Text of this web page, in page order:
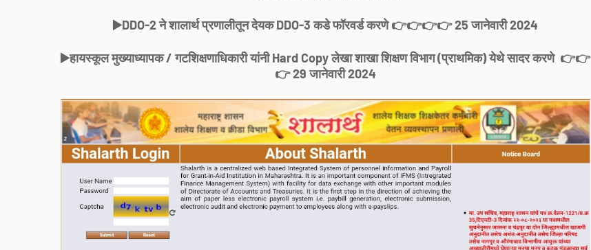
▶️DDO-2 ने शालार्थ प्रणालीतून देयक DDO-3 कडे फॉरवर्ड करणे 👉👉👉👉 25 जानेवारी 2024
▶️हायस्कूल मुख्याध्यापक / गटशिक्षणाधिकारी यांनी Hard Copy लेखा शाखा शिक्षण विभाग (प्राथमिक) येथे सादर करणे 👉👉
👉 29 जानेवारी 2024